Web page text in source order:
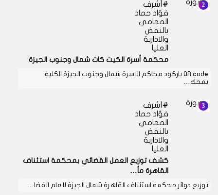
أشرف
فؤاد حماد
المحامي
بالنقض
والادارية
العليا
محكمة أسرة الكيت كات شمال وجنوب الجيزة
QR code باركود محاكم الاسرة شمال وجنوب الجيزة الكلية
بمحك…
أشرف
فؤاد حماد
المحامي
بالنقض
والادارية
العليا
كشف توزيع العمل القضائي بمحكمة استئناف
القاهرة مأ…
توزيع دوائر محكمة استئناف القاهرة شمال الجيزة للعام القضا…